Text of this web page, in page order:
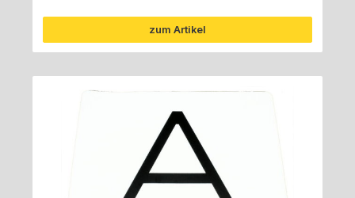
zum Artikel